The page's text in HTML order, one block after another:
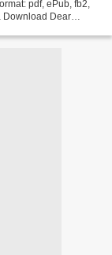
pdf, ePub, fb2,
Download Dear